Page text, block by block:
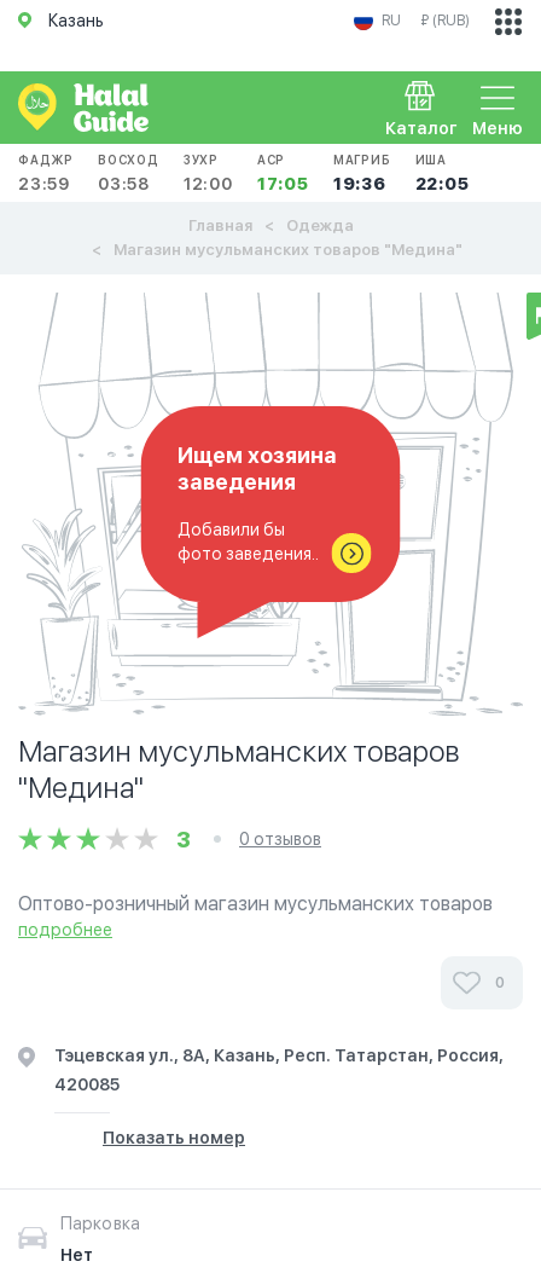
Казань RU ₽ (RUB)
Меню
Каталог
ФАДЖР
23:59
ВОСХОД
03:58
ЗУХР
12:00
АСР
17:05
МАГРИБ
19:36
ИША
22:05
Главная
Одежда
Магазин мусульманских товаров "Медина"
Ищем хозяина
заведения
Добавили бы
фото заведения..
Магазин мусульманских товаров
"Медина"
3 0 отзывов
Оптово-розничный магазин мусульманских товаров
"Медина". Шамаили и похоронные комплекты "кафаны"
мусульманских товаров "Медина"» в Казани
.Ознакомьтесь с мнениями наших клиентов. Их отзывы
помогут вам сделать правильный выбор в выборе
халяльной одежды, предлагаемой этим магазином.
подробнее
0
Тэцевская ул., 8А, Казань, Респ. Татарстан, Россия,
420085
Показать номер
Парковка
Нет